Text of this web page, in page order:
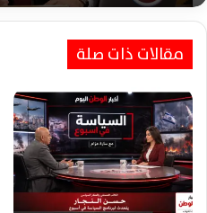
مقالات ذات صلة